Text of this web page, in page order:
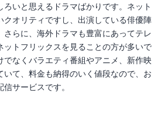
ろいと思えるドラマばかりです。ネット
クオリティですし、出演している俳優陣
さらに、海外ドラマも豊富にあってテレ
ットフリックスを見ることの方が多いで
でなくバラエティ番組やアニメ、新作映
いて、料金も納得のいく値段なので、お
サービスです。